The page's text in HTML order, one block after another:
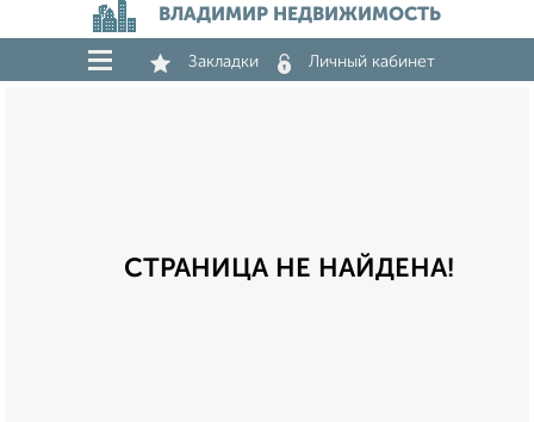
ВЛАДИМИР НЕДВИЖИМОСТЬ
Закладки Личный кабинет
СТРАНИЦА НЕ НАЙДЕНА!